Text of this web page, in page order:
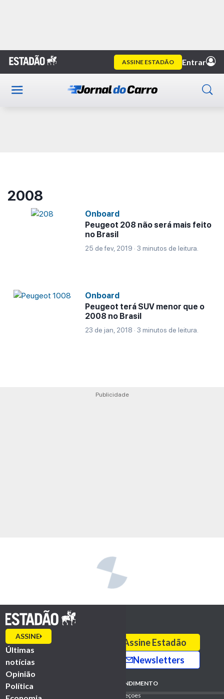
Home 2008
Publicidade
2008
Onboard
Peugeot 208 não será mais feito
no Brasil
25 de fev, 2019 · 3 minutos de leitura.
Onboard
Peugeot terá SUV menor que o
2008 no Brasil
23 de jan, 2018 · 3 minutos de leitura.
Publicidade